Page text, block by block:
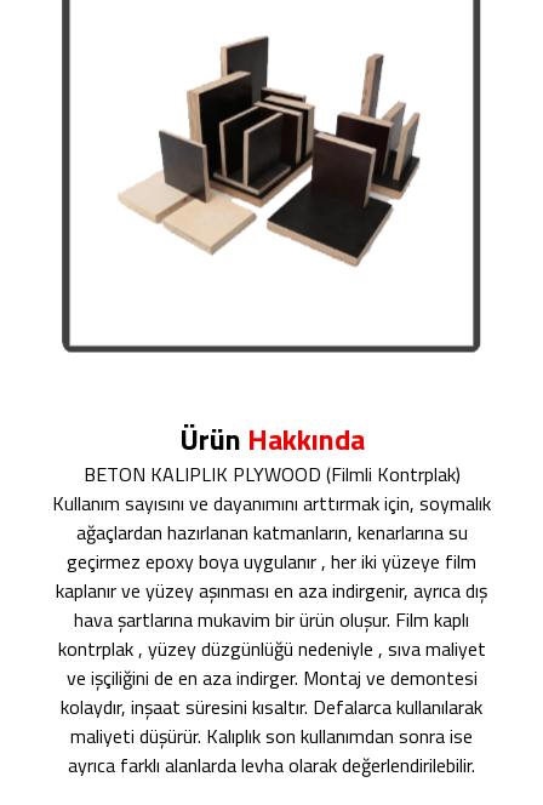
Ürün Hakkında
BETON KALIPLIK PLYWOOD (Filmli Kontrplak)
Kullanım sayısını ve dayanımını arttırmak için, soymalık
ağaçlardan hazırlanan katmanların, kenarlarına su
geçirmez epoxy boya uygulanır , her iki yüzeye film
kaplanır ve yüzey aşınması en aza indirgenir, ayrıca dış
hava şartlarına mukavim bir ürün oluşur. Film kaplı
kontrplak , yüzey düzgünlüğü nedeniyle , sıva maliyet
ve işçiliğini de en aza indirger. Montaj ve demontesi
kolaydır, inşaat süresini kısaltır. Defalarca kullanılarak
maliyeti düşürür. Kalıplık son kullanımdan sonra ise
ayrıca farklı alanlarda levha olarak değerlendirilebilir.